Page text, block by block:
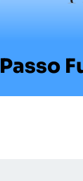
Passo